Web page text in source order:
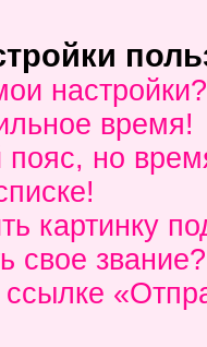
настройки?
время!
но
картинку
свое звание?